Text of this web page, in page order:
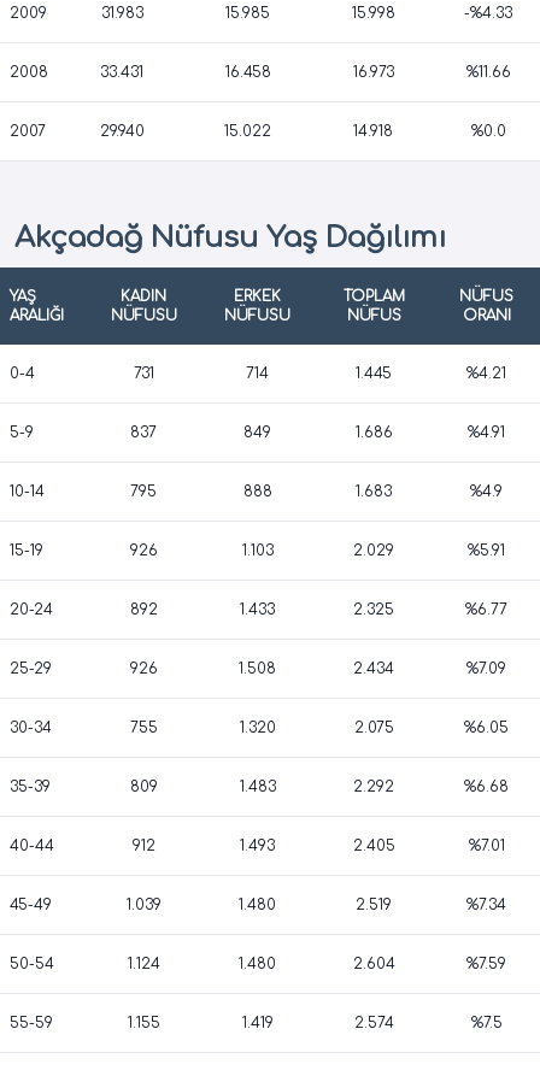
2009 31.983 15.985 15.998 -%4.33
2008 33.431 16.458 16.973 %11.66
2007 29.940 15.022 14.918 %0.0
Akçadağ Nüfusu Yaş Dağılımı
YAŞ
ARALIĞI
KADIN
NÜFUSU
ERKEK
NÜFUSU
TOPLAM
NÜFUS
NÜFUS
ORANI
0-4 731 714 1.445 %4.21
5-9 837 849 1.686 %4.91
10-14 795 888 1.683 %4.9
15-19 926 1.103 2.029 %5.91
20-24 892 1.433 2.325 %6.77
25-29 926 1.508 2.434 %7.09
30-34 755 1.320 2.075 %6.05
35-39 809 1.483 2.292 %6.68
40-44 912 1.493 2.405 %7.01
45-49 1.039 1.480 2.519 %7.34
50-54 1.124 1.480 2.604 %7.59
55-59 1.155 1.419 2.574 %7.5